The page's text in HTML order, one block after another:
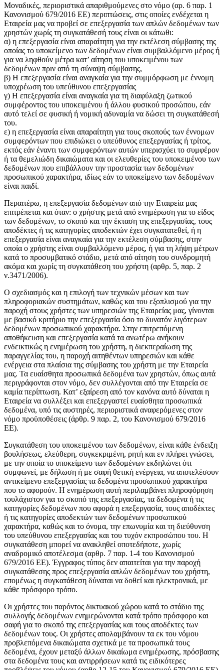
Μοναδικές, περιοριστικά απαριθμούμενες στο νόμο (αρ. 6 παρ. 1
Κανονισμού 679/2016 ΕΕ) περιπτώσεις, στις οποίες ενδέχεται η
Εταιρεία μας να προβεί σε επεξεργασία των απλών δεδομένων των
χρηστών χωρίς τη συγκατάθεσή τους είναι οι κάτωθι:
α) η επεξεργασία είναι απαραίτητη για την εκτέλεση σύμβασης της
οποίας το υποκείμενο των δεδομένων είναι συμβαλλόμενο μέρος ή
για να ληφθούν μέτρα κατ’ αίτηση του υποκειμένου των
δεδομένων πριν από τη σύναψη σύμβασης,
β) Η επεξεργασία είναι αναγκαία για την συμμόρφωση με έννομη
υποχρέωση του υπεύθυνου επεξεργασίας
γ) Η επεξεργασία είναι αναγκαία για τη διαφύλαξη ζωτικού
συμφέροντος του υποκειμένου ή άλλου φυσικού προσώπου, εάν
αυτό τελεί σε φυσική ή νομική αδυναμία να δώσει τη συγκατάθεσή
του.
ε) η επεξεργασία είναι απαραίτητη για τους σκοπούς των έννομων
συμφερόντων που επιδιώκει ο υπεύθυνος επεξεργασίας ή τρίτος,
εκτός εάν έναντι των συμφερόντων αυτών υπερισχύει το συμφέρον
ή τα θεμελιώδη δικαιώματα και οι ελευθερίες του υποκειμένου των
δεδομένων που επιβάλλουν την προστασία των δεδομένων
προσωπικού χαρακτήρα, ιδίως εάν το υποκείμενο των δεδομένων
είναι παιδί.
Περαιτέρω, η επεξεργασία δεδομένων από την Εταιρεία μας
επιτρέπεται και όταν: ο χρήστης μετά από ενημέρωση για το είδος
των δεδομένων, το σκοπό και την έκταση της επεξεργασίας, τους
αποδέκτες ή τις κατηγορίες αποδεκτών έχει συγκατατεθεί, ή η
επεξεργασία είναι αναγκαία για την εκτέλεση σύμβασης, στην
οποία ο χρήστης είναι συμβαλλόμενο μέρος, ή για τη λήψη μέτρων
κατά το προσυμβατικό στάδιο, μετά από αίτηση του συνδρομητή
ακόμα και χωρίς τη συγκατάθεση του χρήστη (αρθρ. 5, παρ. 2
ν.3471/2006).
Ο σχεδιασμός και η επιλογή των τεχνικών μέσων και των
πληροφοριακών συστημάτων, καθώς και του εξοπλισμού για την
παροχή στους χρήστες των υπηρεσιών της Εταιρείας μας, γίνονται
με βασικό κριτήριο την επεξεργασία όσο το δυνατόν λιγότερων
δεδομένων προσωπικού χαρακτήρα. Στην επιτρεπόμενη
αποθήκευση και επεξεργασία κατά τα ανωτέρω ανήκουν
ενδεικτικώς η ενημέρωση του χρήστη, η διεκπεραίωση της
παραγγελίας του, η παροχή αιτηθέντων υπηρεσιών και κάθε
ενέργεια στα πλαίσια της σύμβασης του χρήστη με την Εταιρεία
μας. Τα ευαίσθητα προσωπικά δεδομένα των χρηστών, όπως αυτά
περιγράφονται στον νόμο, δεν συλλέγονται από την Εταιρεία σε
καμία περίπτωση. Κατ’ εξαίρεση από τον κανόνα αυτό δύναται η
Εταιρεία να συλλέξει και επεξεργαστεί ευαίσθητα προσωπικά
δεδομένα, υπό τις αυστηρές, περιοριστικά αναφερόμενες στον
νόμο προϋποθέσεις (άρθρ. 9 παρ. 2, του Κανονισμού 679/2016
ΕΕ).
Συγκατάθεση του υποκειμένου των δεδομένων, είναι κάθε ένδειξη
βουλήσεως, ελεύθερη, συγκεκριμένη, ρητή και εν πλήρει γνώσει,
με την οποία το υποκείμενο των δεδομένων εκδηλώνει ότι
συμφωνεί, με δήλωση ή με σαφή θετική ενέργεια, να αποτελέσουν
αντικείμενο επεξεργασίας τα δεδομένα προσωπικού χαρακτήρα
που το αφορούν. Η ενημέρωση αυτή περιλαμβάνει πληροφόρηση
τουλάχιστον για το σκοπό της επεξεργασίας, τα δεδομένα ή τις
κατηγορίες δεδομένων που αφορά η επεξεργασία, τους αποδέκτες
ή τις κατηγορίες αποδεκτών των δεδομένων προσωπικού
χαρακτήρα, καθώς και το όνομα, την επωνυμία και τη διεύθυνση
του υπεύθυνου επεξεργασίας και του τυχόν εκπροσώπου του. Η
συγκατάθεση μπορεί να ανακληθεί οποτεδήποτε, χωρίς
αναδρομικό αποτέλεσμα (αρθρ. 7 παρ. 1-4 του Κανονισμού
679/2016 ΕΕ). Έγγραφος τύπος δεν απαιτείται για την παροχή
συγκατάθεσης προς επεξεργασία απλών δεδομένων του χρήστη,
επομένως η συγκατάθεση δύναται να δοθεί και ηλεκτρονικά, με
κάθε πρόσφορο τρόπο.
Οι χρήστες του παρόντος δικτυακού χώρου κατά το στάδιο της
συλλογής δεδομένων ενημερώνονται κατά τρόπο πρόσφορο και
σαφή για το σκοπό της επεξεργασίας και τους αποδέκτες των
δεδομένων τους. Οι χρήστες απολαμβάνουν τα εκ του νόμου
προβλεπόμενα δικαιώματα σχετικά με τα προσωπικά τους
δεδομένα, έχουν μεταξύ άλλων δικαίωμα ενημέρωσης, πρόσβασης
στα δεδομένα τους και αντιρρήσεων κατά τις ειδικότερες